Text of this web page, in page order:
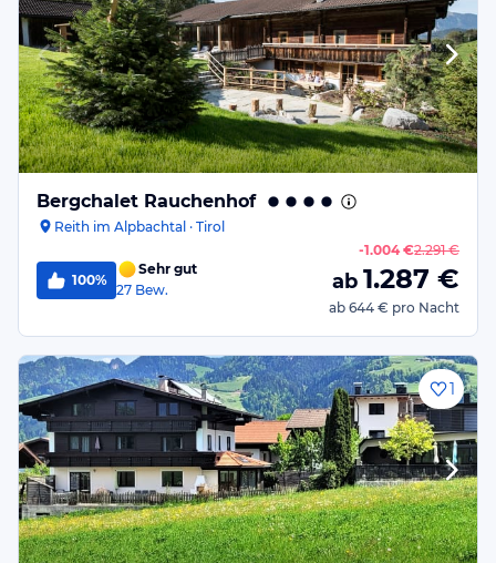
Bergchalet Rauchenhof
Reith im Alpbachtal · Tirol
100%
Sehr gut
27 Bew.
-1.004 €2.291 €
ab 1.287 €
ab 644 € pro Nacht
1